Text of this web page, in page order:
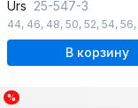
Urs 25-547-3
44, 46, 48, 50, 52, 54, 56,
В корзину
%